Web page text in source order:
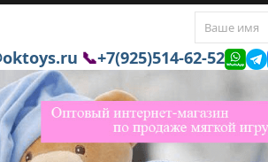
📞+7(925)514-62-52